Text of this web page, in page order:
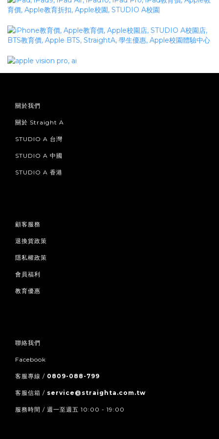
關於我們
關於 Straight A
STUDIO A 台灣
STUDIO A 中國
STUDIO A 香港
顧客服務
退換貨政策
隱私權政策
會員福利
教育優惠
聯絡我們
Facebook
客服專線 / 0809-088-799
客服信箱 / service@straighta.com.tw
服務時間 / 週一至週五 10:00 - 19:00